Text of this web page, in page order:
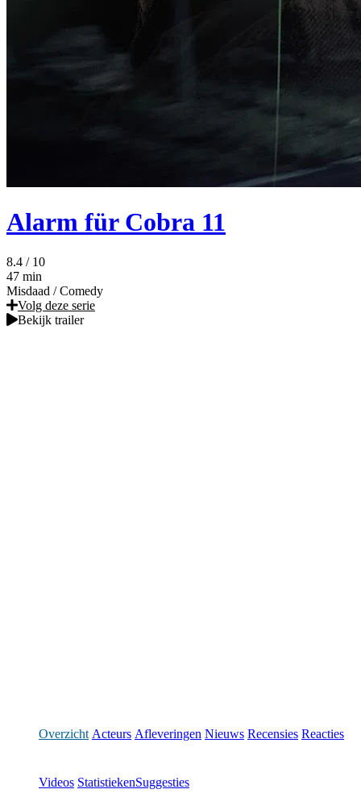
Alarm für Cobra 11
8.4 / 10
47 min
Misdaad / Comedy
Volg deze serie
Bekijk trailer
Overzicht Acteurs Afleveringen Nieuws Recensies Reacties
Videos StatistiekenSuggesties